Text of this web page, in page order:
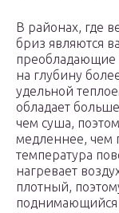
В районах, где
бриз являются
преобладающие
на глубину
удельной
обладает
чем суша,
медленнее, чем
температура
нагревает
плотный,
поднимающийся